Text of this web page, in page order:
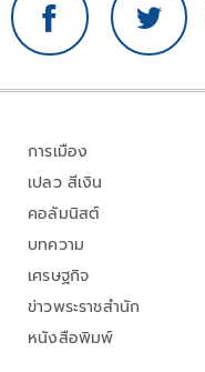
การเมือง
เปลว สีเงิน
คอลัมนิสต์
บทความ
เศรษฐกิจ
ข่าวพระราชสำนัก
หนังสือพิมพ์